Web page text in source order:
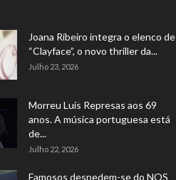
Joana Ribeiro integra o elenco de
“Clayface”, o novo thriller da...
Julho 23, 2026
Morreu Luís Represas aos 69
anos. A música portuguesa está
de...
Julho 22, 2026
Famosos despedem-se do NOS